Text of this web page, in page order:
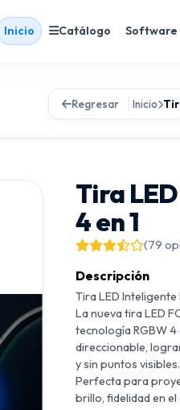
Inicio Catálogo Software
Regresar Inicio
Tira
4 en 1
(79
Descripción
Tira LED Inteligente
La nueva tira LED
tecnología RGBW 4
direccionable,
y sin puntos visibles.
Perfecta para
brillo, fidelidad en